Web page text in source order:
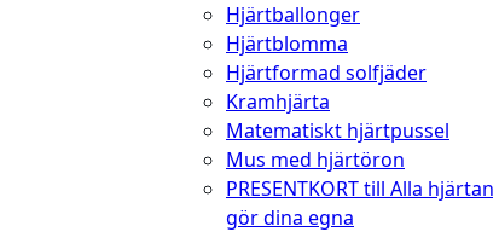
Hjärtballonger
Hjärtblomma
Hjärtformad solfjäder
Kramhjärta
Matematiskt hjärtpussel
Mus med hjärtöron
PRESENTKORT till Alla
gör dina egna